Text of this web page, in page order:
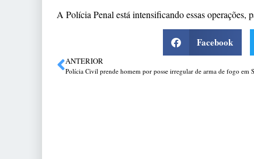
A Polícia Penal está intensificando essas operações,
Facebook
ANTERIOR
Polícia Civil prende homem por posse irregular de arma de fogo em